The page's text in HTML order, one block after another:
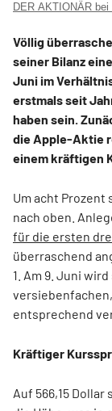
DER AKTIONÄR
Völlig
seiner Bilanz
Juni im
erstmals seit
haben sein.
die Apple-Aktie
einem kräftigen
Um acht Prozent
nach oben.
für die ersten
überraschend
1. Am 9. Juni
entsprechend
Kräftiger
Auf 566,15